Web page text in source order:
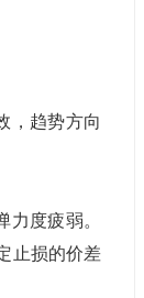
，趋势方向
度疲弱。
止损的价差